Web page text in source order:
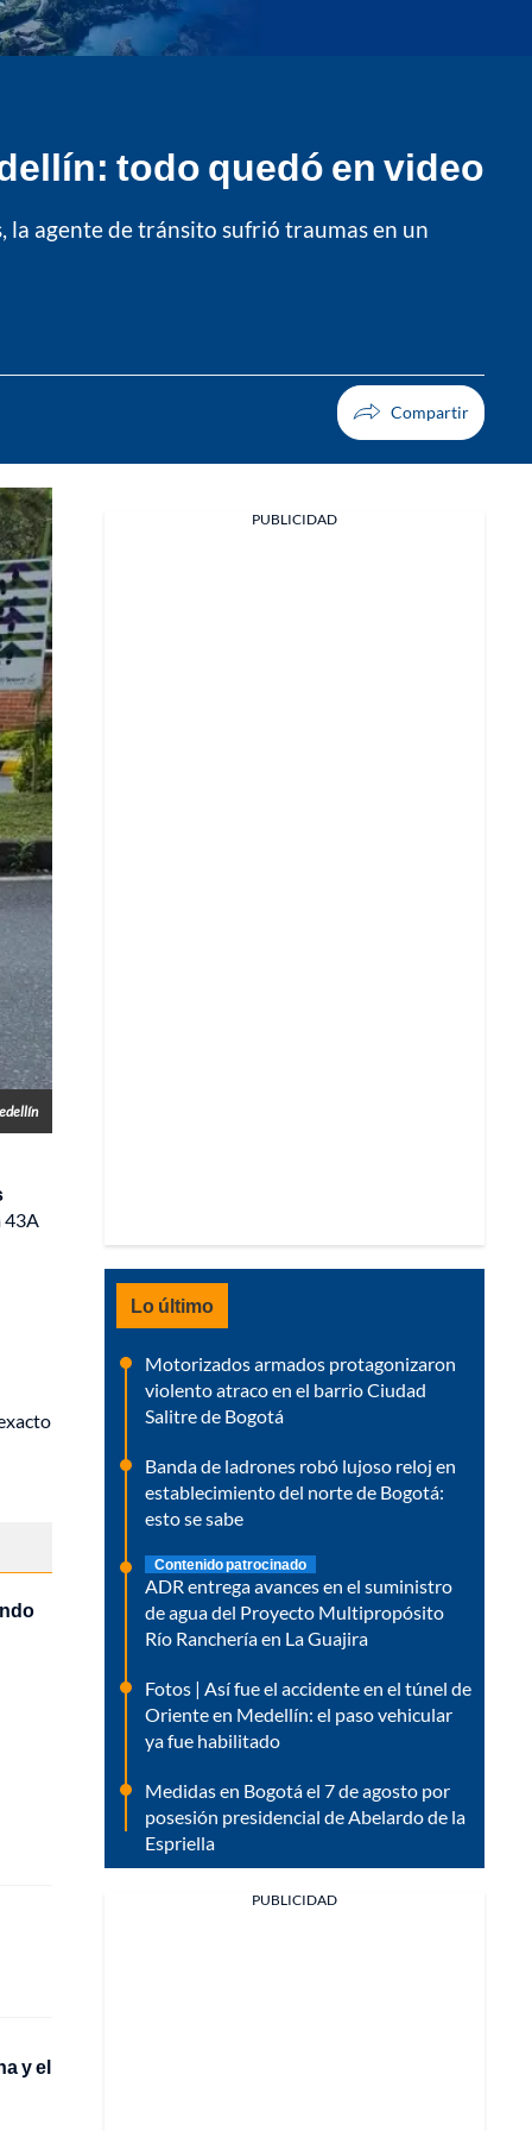
todo quedó en video
la agente de tránsito sufrió traumas en un
43A
y el
PUBLICIDAD
Lo último
Motorizados armados protagonizaron
violento atraco en el barrio Ciudad
Salitre de Bogotá
Banda de ladrones robó lujoso reloj en
establecimiento del norte de Bogotá:
esto se sabe
Contenido patrocinado
ADR entrega avances en el suministro
de agua del Proyecto Multipropósito
Río Ranchería en La Guajira
Fotos | Así fue el accidente en el túnel de
Oriente en Medellín: el paso vehicular
ya fue habilitado
Medidas en Bogotá el 7 de agosto por
posesión presidencial de Abelardo de la
Espriella
PUBLICIDAD